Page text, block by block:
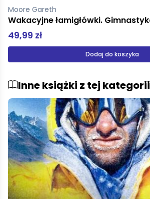
Moore Gareth
Zgadnij Nazwij Połącz!
79,90 zł
Dodaj do koszyka
Inne książki z tej kategorii